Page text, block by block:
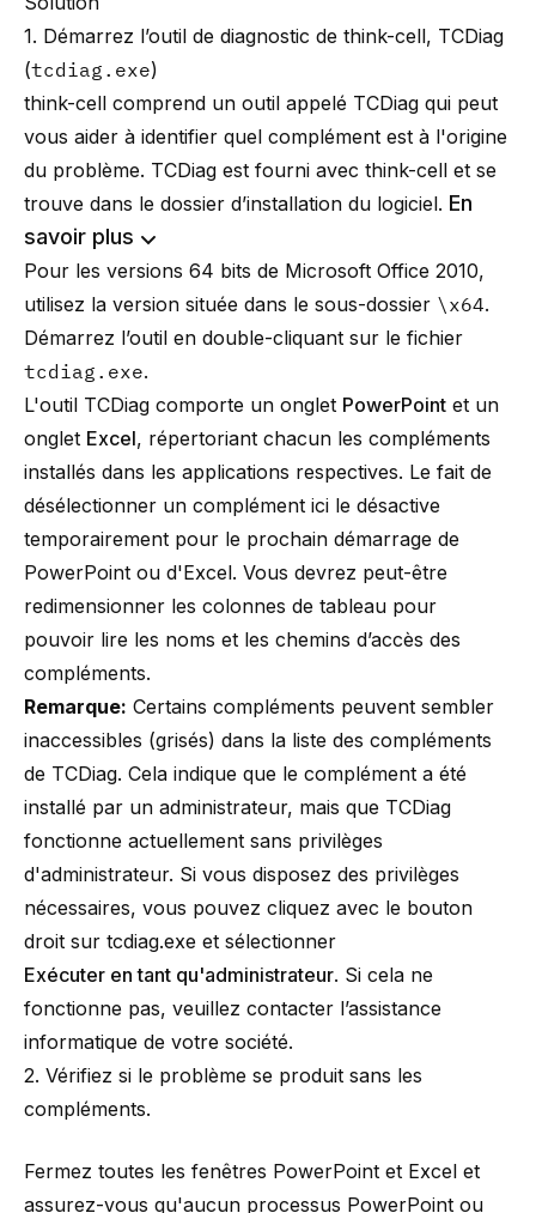
1. Démarrez l’outil de diagnostic de think-cell, TCDiag
(tcdiag.exe)
think-cell comprend un outil appelé TCDiag qui peut
vous aider à identifier quel complément est à l'origine
du problème. TCDiag est fourni avec think-cell et se
trouve dans le dossier d’installation du logiciel. En
savoir plus
Pour les versions 64 bits de Microsoft Office 2010,
utilisez la version située dans le sous-dossier \x64.
Démarrez l’outil en double-cliquant sur le fichier
tcdiag.exe.
L'outil TCDiag comporte un onglet PowerPoint et un
onglet Excel, répertoriant chacun les compléments
installés dans les applications respectives. Le fait de
désélectionner un complément ici le désactive
temporairement pour le prochain démarrage de
PowerPoint ou d'Excel. Vous devrez peut-être
redimensionner les colonnes de tableau pour
pouvoir lire les noms et les chemins d’accès des
compléments.
Remarque: Certains compléments peuvent sembler
inaccessibles (grisés) dans la liste des compléments
de TCDiag. Cela indique que le complément a été
installé par un administrateur, mais que TCDiag
fonctionne actuellement sans privilèges
d'administrateur. Si vous disposez des privilèges
nécessaires, vous pouvez cliquez avec le bouton
droit sur tcdiag.exe et sélectionner
Exécuter en tant qu'administrateur. Si cela ne
fonctionne pas, veuillez contacter l’assistance
informatique de votre société.
2. Vérifiez si le problème se produit sans les
compléments.
Fermez toutes les fenêtres PowerPoint et Excel et
assurez-vous qu'aucun processus PowerPoint ou